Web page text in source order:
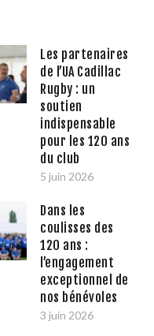
Les partenaires
de l’UA Cadillac
Rugby : un
soutien
indispensable
pour les 120 ans
du club
5 juin 2026
Dans les
coulisses des
120 ans :
l’engagement
exceptionnel de
nos bénévoles
3 juin 2026